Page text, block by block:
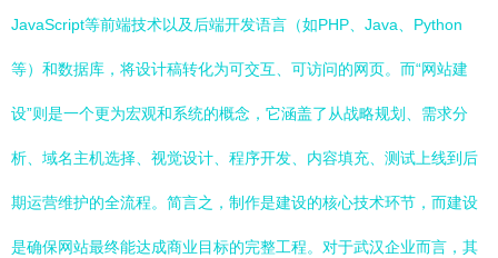
JavaScript等前端技术以及后端开发语言（如PHP、Java、Python
等）和数据库，将设计稿转化为可交互、可访问的网页。而“网站建
设”则是一个更为宏观和系统的概念，它涵盖了从战略规划、需求分
析、域名主机选择、视觉设计、程序开发、内容填充、测试上线到后
期运营维护的全流程。简言之，制作是建设的核心技术环节，而建设
是确保网站最终能达成商业目标的完整工程。对于武汉企业而言，其